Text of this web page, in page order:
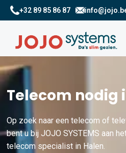
+32 89 85 86 87
Telecom nodig
Op zoek naar een telecom of
bent u bij JOJO SYSTEMS aan
telecom specialist in Halen.